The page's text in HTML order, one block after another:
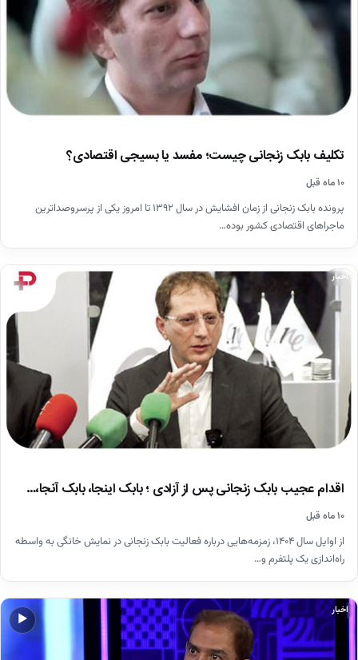
تکلیف بابک زنجانی چیست؛ مفسد یا بسیجی اقتصادی؟
۱۰ ماه قبل
پرونده بابک زنجانی از زمان افشایش در سال ۱۳۹۲ تا امروز یکی از پرسروصداترین
ماجراهای اقتصادی کشور بوده…
اخبار
اقدام عجیب بابک زنجانی پس از آزادی ؛ بابک اینجا، بابک آنجا،…
۱۰ ماه قبل
از اوایل سال ۱۴۰۴، زمزمه‌هایی درباره فعالیت بابک زنجانی در نمایش خانگی به واسطه
راه‌اندازی یک پلتفرم و…
▶
اخبار